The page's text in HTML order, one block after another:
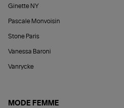
Ginette NY
Pascale Monvoisin
Stone Paris
Vanessa Baroni
Vanrycke
MODE FEMME